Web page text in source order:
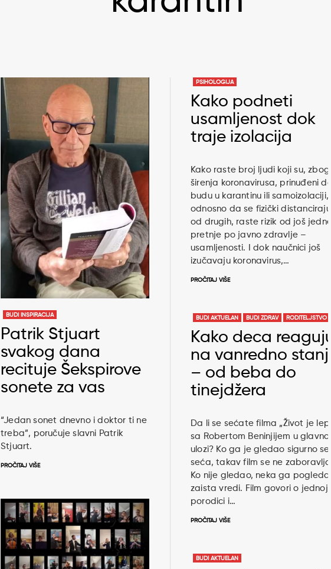
BUDI INSPIRACIJA
Patrik Stjuart
svakog dana
recituje Šekspirove
sonete za vas
“Jedan sonet dnevno i doktor ti ne
treba”, poručuje slavni Patrik
Stjuart.
PROČITAJ VIŠE
PSIHOLOGIJA
Kako podneti
usamljenost dok
traje izolacija
Kako raste broj ljudi koji su, zbog
širenja koronavirusa, prinuđeni da
budu u karantinu ili samoizolaciji,
odnosno da se fizički distanciraju
od drugih, raste rizik od još jedne
pretnje po javno zdravlje –
usamljenosti. I dok naučnici još
izučavaju koronavirus,…
PROČITAJ VIŠE
BUDI AKTUELAN BUDI ZDRAV RODITELJSTVO
Kako deca reaguju
na vanredno stanje
– od beba do
tinejdžera
Da li se sećate filma „Život je lep“
sa Robertom Beninjijem u glavnoj
ulozi? Ko ga je gledao sigurno se
seća, takav film se ne zaboravlja.
Ko nije gledao, neka ga pogleda,
zaista vredi. Film govori o jednoj
porodici i…
PROČITAJ VIŠE
BUDI AKTUELAN